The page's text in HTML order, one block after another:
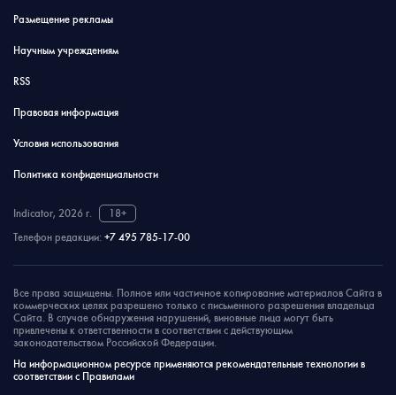
Размещение рекламы
Научным учреждениям
RSS
Правовая информация
Условия использования
Политика конфиденциальности
Indicator, 2026 г.
18+
Телефон редакции: +7 495 785-17-00
Все права защищены. Полное или частичное копирование материалов Сайта в
коммерческих целях разрешено только с письменного разрешения владельца
Сайта. В случае обнаружения нарушений, виновные лица могут быть
привлечены к ответственности в соответствии с действующим
законодательством Российской Федерации.
На информационном ресурсе применяются рекомендательные технологии в
соответствии с Правилами